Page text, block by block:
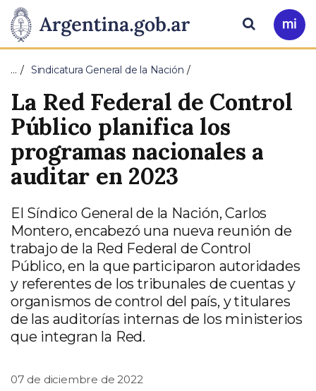
Presidencia
de
la
Nación
Pasar al contenido principal
Ir
a
Buscar
… Sindicatura General de la Nación
La Red Federal de Control
Público planifica los
programas nacionales a
auditar en 2023
El Síndico General de la Nación, Carlos
Montero, encabezó una nueva reunión de
trabajo de la Red Federal de Control
Público, en la que participaron autoridades
y referentes de los tribunales de cuentas y
organismos de control del país, y titulares
de las auditorías internas de los ministerios
que integran la Red.
07 de diciembre de 2022